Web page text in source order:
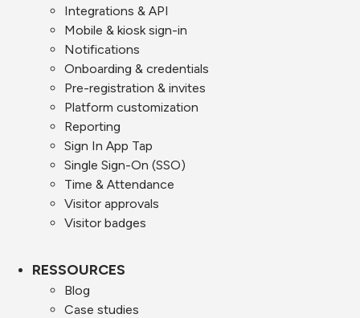
Integrations & API
Mobile & kiosk sign-in
Notifications
Onboarding & credentials
Pre-registration & invites
Platform customization
Reporting
Sign In App Tap
Single Sign-On (SSO)
Time & Attendance
Visitor approvals
Visitor badges
RESSOURCES
Blog
Case studies